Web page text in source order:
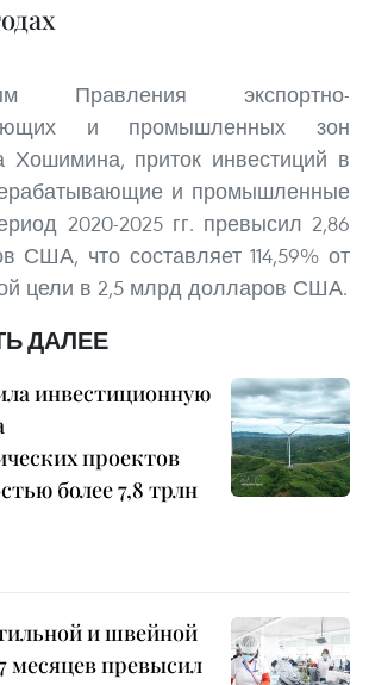
Правления экспортно-
и промышленных зон
Хошимина, приток инвестиций в
и промышленные
2020-2025 гг. превысил 2,86
США, что составляет 114,59% от
цели в 2,5 млрд долларов США.
ДАЛЕЕ
инвестиционную
проектов
более 7,8 трлн
и швейной
месяцев превысил